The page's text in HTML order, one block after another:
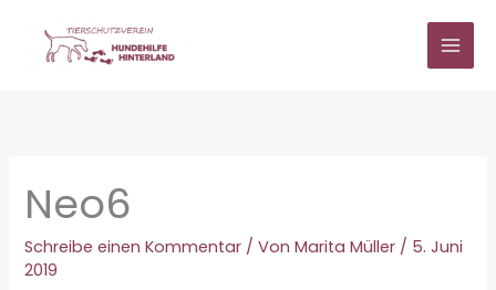
springen
Neo6
Schreibe einen Kommentar / VonMarita Müller / 5. Juni
2019